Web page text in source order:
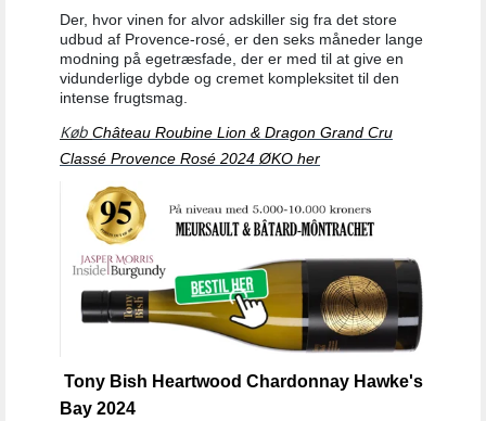
Der, hvor vinen for alvor adskiller sig fra det store
udbud af Provence-rosé, er den seks måneder lange
modning på egetræsfade, der er med til at give en
vidunderlige dybde og cremet kompleksitet til den
intense frugtsmag.
Køb Château Roubine Lion & Dragon Grand Cru
Classé Provence Rosé 2024 ØKO her
Tony Bish Heartwood Chardonnay Hawke's
Bay 2024